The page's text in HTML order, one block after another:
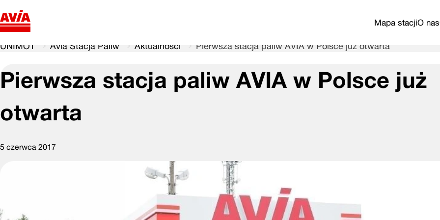
Mapa stacjiO nas
UNIMOT Avia Stacja Paliw Aktualności Pierwsza stacja paliw AVIA w Polsce już otwarta
Pierwsza stacja paliw AVIA w Polsce już
otwarta
5 czerwca 2017